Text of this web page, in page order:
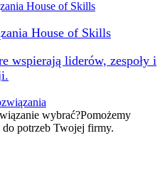
House of Skills
wspierają liderów, zespoły i
wybrać?Pomożemy
do potrzeb Twojej firmy.